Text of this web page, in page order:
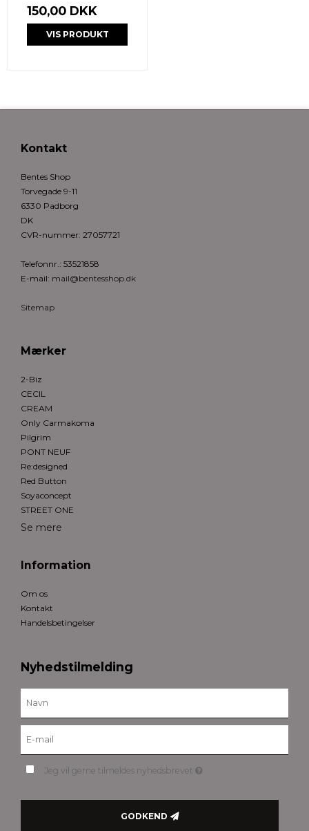
150,00 DKK
VIS PRODUKT
Kontakt
Bentes Shop
Torvegade 9-11
6330 Padborg
DK
CVR-nummer: 27057721
Telefonnr.: 53521858
E-mail: mail@bentesshop.dk
Sitemap
Mærker
2-Biz
CECIL
CREAM
Only Carmakoma
Pilgrim
PONT NEUF
Re:designed
Red Button
Soyaconcept
STREET ONE
Se mere
Information
Om os
Kontakt
Handelsbetingelser
Nyhedstilmelding
Jeg vil gerne tilmeldes nyhedsbrevet
GODKEND